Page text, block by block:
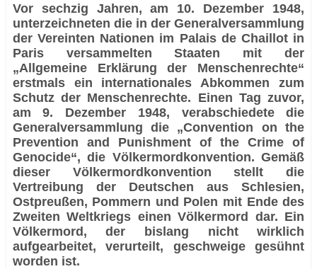
Vor sechzig Jahren, am 10. Dezember 1948,
unterzeichneten die in der Generalversammlung
der Vereinten Nationen im Palais de Chaillot in
Paris versammelten Staaten mit der
„Allgemeine Erklärung der Menschenrechte“
erstmals ein internationales Abkommen zum
Schutz der Menschenrechte. Einen Tag zuvor,
am 9. Dezember 1948, verabschiedete die
Generalversammlung die „Convention on the
Prevention and Punishment of the Crime of
Genocide“, die Völkermordkonvention. Gemäß
dieser Völkermordkonvention stellt die
Vertreibung der Deutschen aus Schlesien,
Ostpreußen, Pommern und Polen mit Ende des
Zweiten Weltkriegs einen Völkermord dar. Ein
Völkermord, der bislang nicht wirklich
aufgearbeitet, verurteilt, geschweige gesühnt
worden ist.